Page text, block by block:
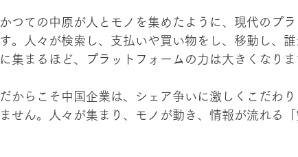
かつての中原が人とモノを集めたように、現代のプ
す。人々が検索し、支払いや買い物をし、移動し、
に集まるほど、プラットフォームの力は大きくなりま
だからこそ中国企業は、シェア争いに激しくこだわ
ません。人々が集まり、モノが動き、情報が流れる